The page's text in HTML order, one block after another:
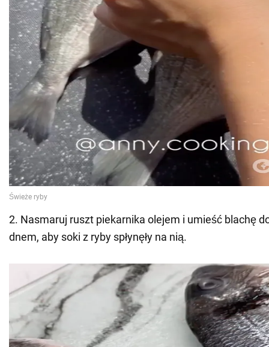
2. Nasmaruj ruszt piekarnika olejem i umieść blachę
dnem, aby soki z ryby spłynęły na nią.